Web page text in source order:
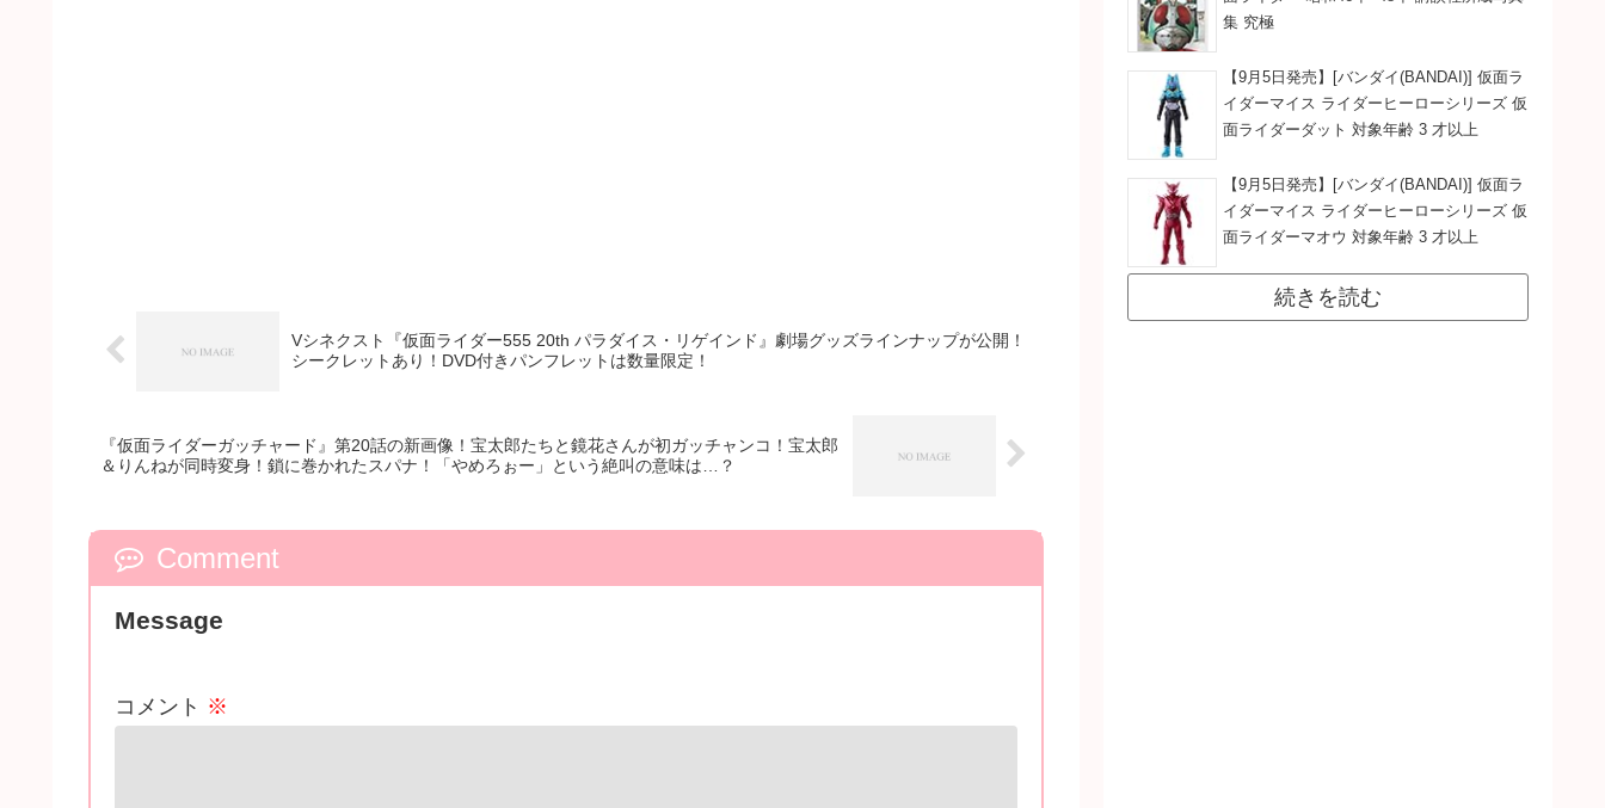
Vシネクスト『仮面ライダー555 20th パラダイス・リゲインド』劇場グッズラインナップが公開！
シークレットあり！DVD付きパンフレットは数量限定！
『仮面ライダーガッチャード』第20話の新画像！宝太郎たちと鏡花さんが初ガッチャンコ！宝太郎
＆りんねが同時変身！鎖に巻かれたスパナ！「やめろぉー」という絶叫の意味は…？
Comment
Message
コメント ※
集 究極
【9月5日発売】[バンダイ(BANDAI)] 仮面ラ
イダーマイス ライダーヒーローシリーズ 仮
面ライダーダット 対象年齢 3 才以上
【9月5日発売】[バンダイ(BANDAI)] 仮面ラ
イダーマイス ライダーヒーローシリーズ 仮
面ライダーマオウ 対象年齢 3 才以上
続きを読む